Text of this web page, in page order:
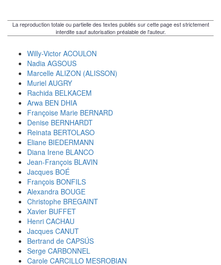
La reproduction totale ou partielle des textes publiés sur cette page est strictement
interdite sauf autorisation préalable de l'auteur.
Willy-Victor ACOULON
Nadia AGSOUS
Marcelle ALIZON (ALISSON)
Muriel AUGRY
Rachida BELKACEM
Arwa BEN DHIA
Françoise Marie BERNARD
Denise BERNHARDT
Reinata BERTOLASO
Eliane BIEDERMANN
Diana Irene BLANCO
Jean-François BLAVIN
Jacques BOÉ
François BONFILS
Alexandra BOUGE
Christophe BREGAINT
Xavier BUFFET
Henri CACHAU
Jacques CANUT
Bertrand de CAPSÚS
Serge CARBONNEL
Carole CARCILLO MESROBIAN